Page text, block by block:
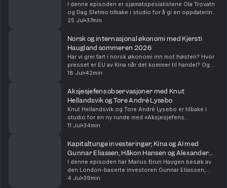
I denne episoden er sjømatspesialistene Ola Trovatn
og Dag Sletmo tilbake i studio for å gi en oppdatering
på lakseaksjene og de langsiktige driverne for
25 Jul 37min
Norsk og internasjonal økonomi med Kjersti
Haugland sommeren 2026
Har vi grei fart i norsk økonomi inn mot høsten? Hvor
presset er EU av Kina når det kommer til handel? Og
hvor viktig er AI, ikke bare for finansmarkedet, men for
18 Jul 42min
Aksjesjefens observasjoner med Knut
Hellandsvik og Tore André Lysebo
Knut Hellandsvik og Tore André Lysebo er tilbake i
studio for en ny runde med «Aksjesjefens
observasjoner». I tillegg til å lede aksje- og
forvalterne ...
11 Jul 34min
Kapitaltunge investeringer, Kina og AI med
Gunnar Eliassen, Håkon Hansen og Alexander
Opstad
I denne episoden har Marius Brun Haugen besøk av
den London-baserte investoren Gunnar Eliassen,
sammen med Håkon Hansen som leder DNB Wealth
4 Jul 39min